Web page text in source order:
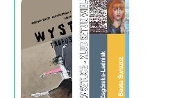
Relacja z
mikołajkowego
spotkania
zorganizowanego
przez KGW
Cieklin